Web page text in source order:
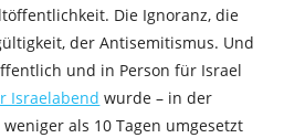
Die Ignoranz, die
der Antisemitismus. Und
und in Person für Israel
Israelabend wurde – in der
als 10 Tagen umgesetzt